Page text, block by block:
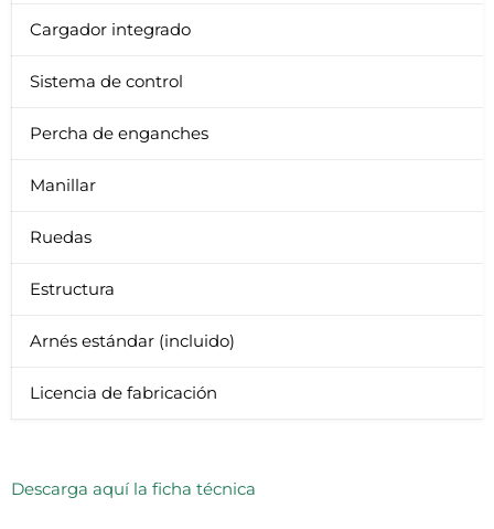
Cargador integrado
Sistema de control
Percha de enganches
Manillar
Ruedas
Estructura
Arnés estándar (incluido)
Licencia de fabricación
Descarga aquí la ficha técnica